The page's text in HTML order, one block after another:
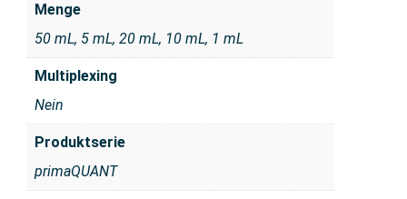
Menge
50 mL, 5 mL, 20 mL, 10 mL, 1 mL
Multiplexing
Nein
Produktserie
primaQUANT